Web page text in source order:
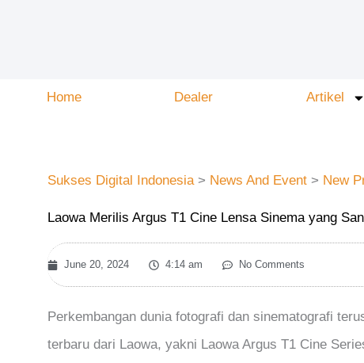
Home Dealer Artikel
Sukses Digital Indonesia> News And Event > New
Laowa Merilis Argus T1 Cine Lensa Sinema yang
June 20, 2024 4:14 am No Comments
Perkembangan dunia fotografi dan sinematografi
terbaru dari Laowa, yakni Laowa Argus T1 Cine